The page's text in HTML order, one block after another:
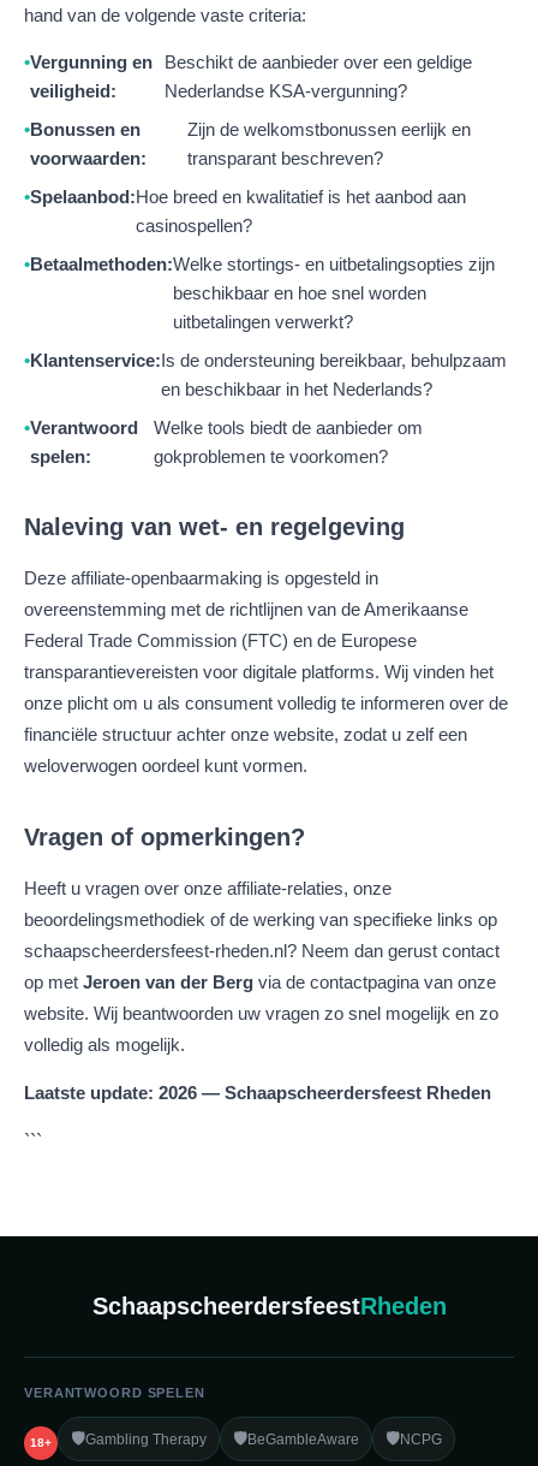
hand van de volgende vaste criteria:
Vergunning en
veiligheid:
Beschikt de aanbieder over een geldige
Nederlandse KSA-vergunning?
Bonussen en
voorwaarden:
Zijn de welkomstbonussen eerlijk en
transparant beschreven?
Spelaanbod:Hoe breed en kwalitatief is het aanbod aan
casinospellen?
Betaalmethoden:Welke stortings- en uitbetalingsopties zijn
beschikbaar en hoe snel worden
uitbetalingen verwerkt?
Klantenservice:Is de ondersteuning bereikbaar, behulpzaam
en beschikbaar in het Nederlands?
Verantwoord
spelen:
Welke tools biedt de aanbieder om
gokproblemen te voorkomen?
Naleving van wet- en regelgeving
Deze affiliate-openbaarmaking is opgesteld in
overeenstemming met de richtlijnen van de Amerikaanse
Federal Trade Commission (FTC) en de Europese
transparantievereisten voor digitale platforms. Wij vinden het
onze plicht om u als consument volledig te informeren over de
financiële structuur achter onze website, zodat u zelf een
weloverwogen oordeel kunt vormen.
Vragen of opmerkingen?
Heeft u vragen over onze affiliate-relaties, onze
beoordelingsmethodiek of de werking van specifieke links op
schaapscheerdersfeest-rheden.nl? Neem dan gerust contact
op met Jeroen van der Berg via de contactpagina van onze
website. Wij beantwoorden uw vragen zo snel mogelijk en zo
volledig als mogelijk.
Laatste update: 2026 — Schaapscheerdersfeest Rheden
```
SchaapscheerdersfeestRheden
VERANTWOORD SPELEN
18+ 🛡️Gambling Therapy 🛡️BeGambleAware 🛡️NCPG